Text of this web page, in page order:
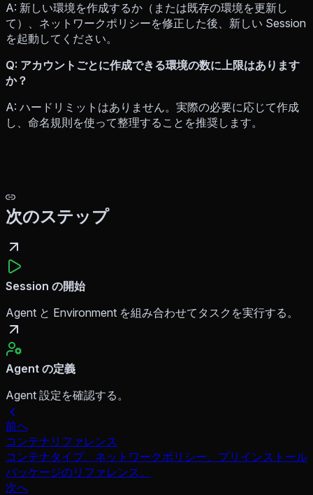
A: 新しい環境を作成するか（または既存の環境を更新し
て）、ネットワークポリシーを修正した後、新しい Session
を起動してください。
Q: アカウントごとに作成できる環境の数に上限はあります
か？
A: ハードリミットはありません。実際の必要に応じて作成
し、命名規則を使って整理することを推奨します。
次のステップ
Session の開始
Agent と Environment を組み合わせてタスクを実行する。
Agent の定義
Agent 設定を確認する。
前へ
コンテナリファレンス
コンテナタイプ、ネットワークポリシー、プリインストール
パッケージのリファレンス。
次へ